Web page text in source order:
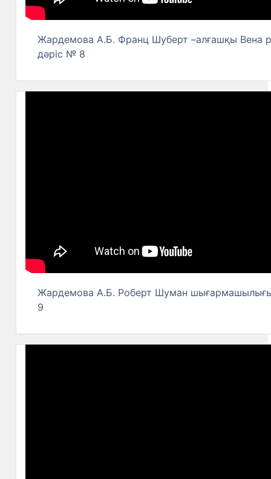
Жардемова А.Б. Франц Шуберт –алғашқы Вена
дәріс № 8
Жардемова А.Б. Роберт Шуман
9